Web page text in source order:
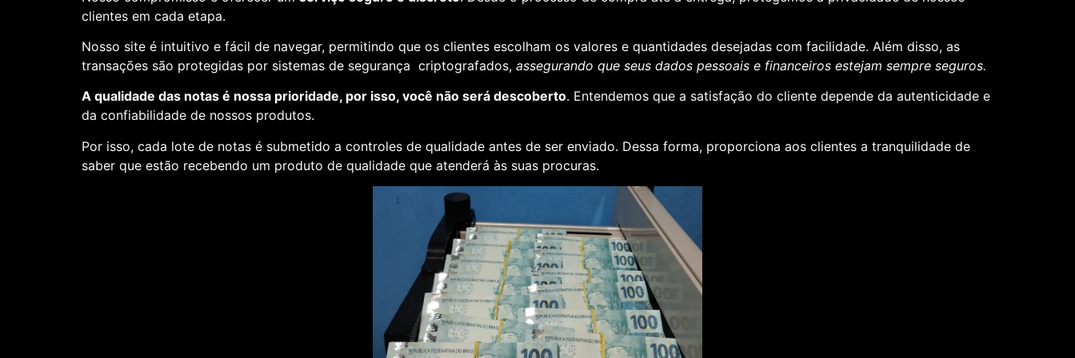
clientes em cada etapa.
Nosso site é intuitivo e fácil de navegar, permitindo que os clientes escolham os valores e quantidades desejadas com facilidade. Além disso, as
transações são protegidas por sistemas de segurança criptografados, assegurando que seus dados pessoais e financeiros estejam sempre seguros.
A qualidade das notas é nossa prioridade, por isso, você não será descoberto. Entendemos que a satisfação do cliente depende da autenticidade e
da confiabilidade de nossos produtos.
Por isso, cada lote de notas é submetido a controles de qualidade antes de ser enviado. Dessa forma, proporciona aos clientes a tranquilidade de
saber que estão recebendo um produto de qualidade que atenderá às suas procuras.